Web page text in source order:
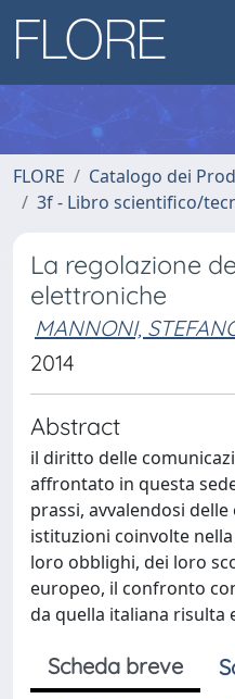
FLORE Catalogo dei
3f - Libro scientifico/
La regolazione
elettroniche
MANNONI,
2014
Abstract
il diritto delle
affrontato in questa
prassi, avvalendosi
istituzioni coinvolte
loro obblighi, dei loro
europeo, il confronto
da quella italiana risulta
Scheda breve